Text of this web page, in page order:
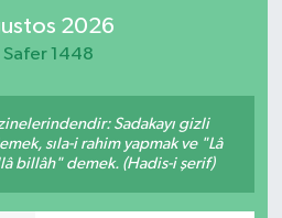
2026
Safer 1448
Sadakayı gizli
sıla-i rahim yapmak ve "Lâ
billâh" demek. (Hadis-i şerif)